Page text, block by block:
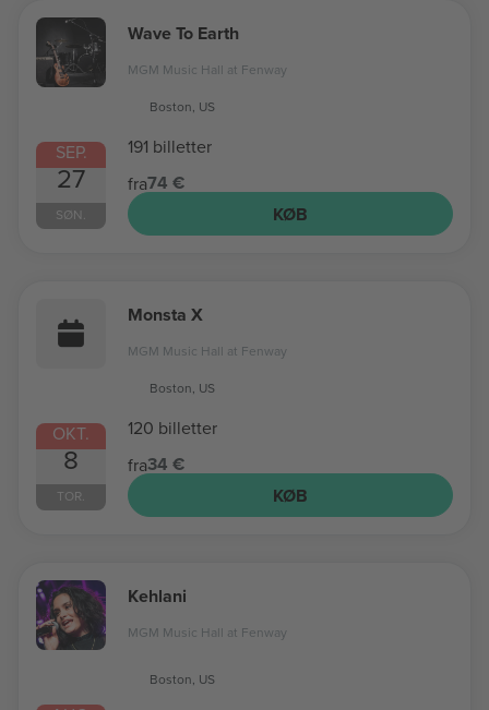
SEP.
27
SØN.
Wave To Earth
MGM Music Hall at Fenway
Boston, US
191 billetter
fra74 €
KØB
OKT.
8
TOR.
Monsta X
MGM Music Hall at Fenway
Boston, US
120 billetter
fra34 €
KØB
Kehlani
MGM Music Hall at Fenway
Boston, US